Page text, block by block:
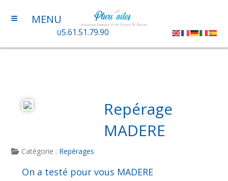
MENU
≡
05.61.51.79.90
Repérage
MADERE
Catégorie : Repérages
On a testé pour vous MADERE